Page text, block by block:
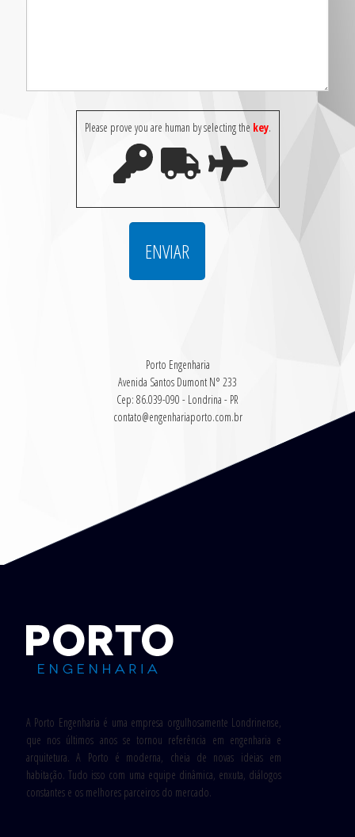
Please prove you are human by selecting the key.
Porto Engenharia
Avenida Santos Dumont N° 233
Cep: 86.039-090 - Londrina - PR
contato@engenhariaporto.com.br
A Porto Engenharia é uma empresa orgulhosamente Londrinense,
que nos últimos anos se tornou referência em engenharia e
arquitetura. A Porto é moderna, cheia de novas ideias em
habitação. Tudo isso com uma equipe dinâmica, enxuta, diálogos
constantes e os melhores parceiros do mercado.